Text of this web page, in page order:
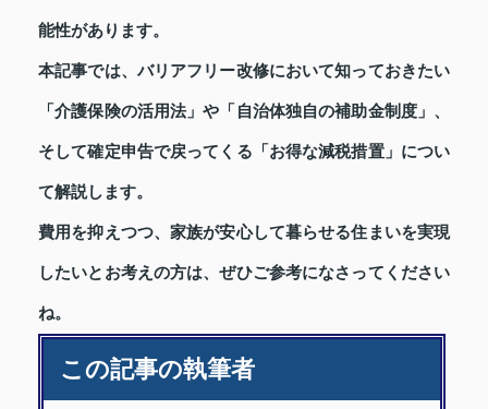
能性があります。
本記事では、バリアフリー改修において知っておきたい
「介護保険の活用法」や「自治体独自の補助金制度」、
そして確定申告で戻ってくる「お得な減税措置」につい
て解説します。
費用を抑えつつ、家族が安心して暮らせる住まいを実現
したいとお考えの方は、ぜひご参考になさってください
ね。
この記事の執筆者